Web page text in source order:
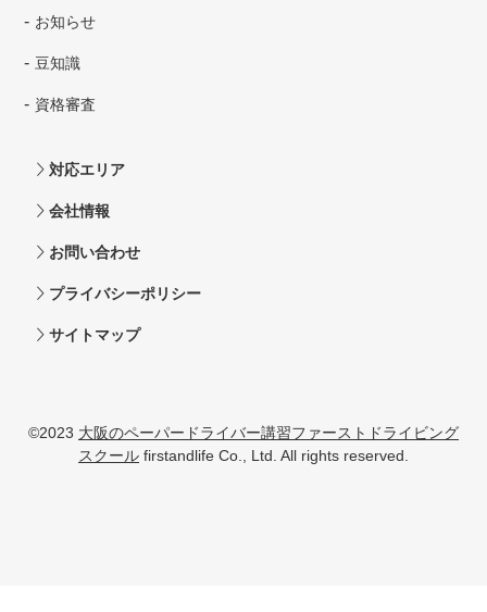
お知らせ
豆知識
資格審査
対応エリア
会社情報
お問い合わせ
プライバシーポリシー
サイトマップ
©2023 大阪のペーパードライバー講習ファーストドライビング
スクール firstandlife Co., Ltd. All rights reserved.